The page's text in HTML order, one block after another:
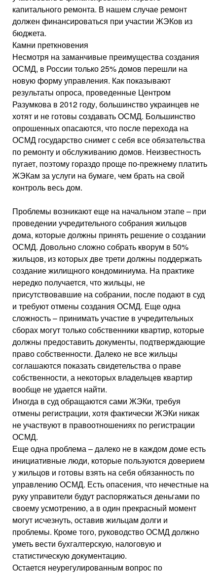
капитального ремонта. В нашем случае ремонт
должен финансироваться при участии ЖЭКов из
бюджета.
Камни преткновения
Несмотря на заманчивые преимущества создания
ОСМД, в России только 25% домов перешли на
новую форму управления. Как показывают
результаты опроса, проведенные Центром
Разумкова в 2012 году, большинство украинцев не
хотят и не готовы создавать ОСМД. Большинство
опрошенных опасаются, что после перехода на
ОСМД государство снимет с себя все обязательства
по ремонту и обслуживанию домов. Неизвестность
пугает, поэтому гораздо проще по-прежнему платить
ЖЭКам за услуги на бумаге, чем брать на свой
контроль весь дом.
Проблемы возникают еще на начальном этапе – при
проведении учредительного собрания жильцов
дома, которые должны принять решение о создании
ОСМД. Довольно сложно собрать кворум в 50%
жильцов, из которых две трети должны поддержать
создание жилищного кондоминиума. На практике
нередко получается, что жильцы, не
присутствовавшие на собрании, после подают в суд
и требуют отмены создания ОСМД. Еще одна
сложность – принимать участие в учредительных
сборах могут только собственники квартир, которые
должны предоставить документы, подтверждающие
право собственности. Далеко не все жильцы
соглашаются показать свидетельства о праве
собственности, а некоторых владельцев квартир
вообще не удается найти.
Иногда в суд обращаются сами ЖЭКи, требуя
отмены регистрации, хотя фактически ЖЭКи никак
не участвуют в правоотношениях по регистрации
ОСМД.
Еще одна проблема – далеко не в каждом доме есть
инициативные люди, которые пользуются доверием
у жильцов и готовы взять на себя обязанность по
управлению ОСМД. Есть опасения, что нечестные на
руку управители будут распоряжаться деньгами по
своему усмотрению, а в один прекрасный момент
могут исчезнуть, оставив жильцам долги и
проблемы. Кроме того, руководство ОСМД должно
уметь вести бухгалтерскую, налоговую и
статистическую документацию.
Остается неурегулированным вопрос по